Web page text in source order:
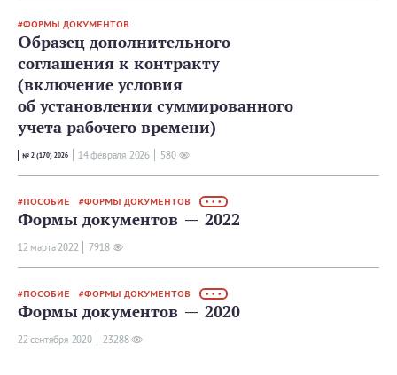
ФОРМЫ ДОКУМЕНТОВ
Образец дополнительного
соглашения к контракту
(включение условия
об установлении суммированного
учета рабочего времени)
№ 2 (170) 2026 14 февраля 2026 580
ПОСОБИЕ ФОРМЫ ДОКУМЕНТОВ • • •
Формы документов — 2022
12 мартa 2022 7918
ПОСОБИЕ ФОРМЫ ДОКУМЕНТОВ • • •
Формы документов — 2020
22 сентября 2020 23288